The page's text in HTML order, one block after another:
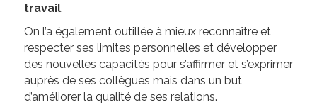
travail.
On l’a également outillée à mieux reconnaître et
respecter ses limites personnelles et développer
des nouvelles capacités pour s’affirmer et s’exprimer
auprès de ses collègues mais dans un but
d’améliorer la qualité de ses relations.